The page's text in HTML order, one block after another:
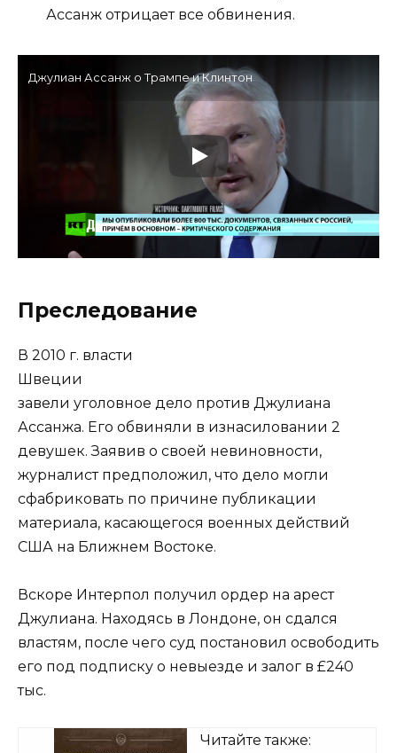
Ассанж отрицает все обвинения.
Джулиан Ассанж о Трампе и Клинтон
Преследование
В 2010 г. власти
Швеции
завели уголовное дело против Джулиана
Ассанжа. Его обвиняли в изнасиловании 2
девушек. Заявив о своей невиновности,
журналист предположил, что дело могли
сфабриковать по причине публикации
материала, касающегося военных действий
США на Ближнем Востоке.
Вскоре Интерпол получил ордер на арест
Джулиана. Находясь в Лондоне, он сдался
властям, после чего суд постановил освободить
его под подписку о невыезде и залог в £240
тыс.
Читайте также: